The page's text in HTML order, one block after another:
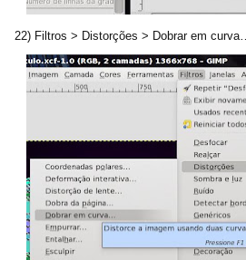
22) Filtros > Distorções > Dobrar em curva…